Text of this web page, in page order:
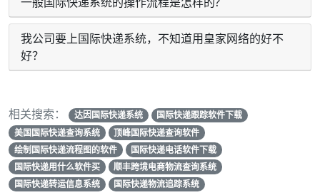
我公司要上国际快递系统，不知道用皇家网络的好不
好？
相关搜索： 达因国际快递系统
国际快递跟踪软件下载
美国国际快递查询系统
顶峰国际快递查询软件
绘制国际快递流程图的软件
国际快递电话软件下载
国际快递用什么软件买
顺丰跨境电商物流查询系统
国际快递转运信息系统
国际快递物流追踪系统